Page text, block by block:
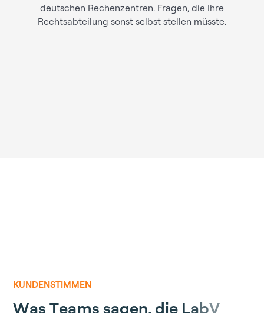
deutschen Rechenzentren. Fragen, die Ihre
Rechtsabteilung sonst selbst stellen müsste.
KUNDENSTIMMEN
Was Teams sagen, die LabV